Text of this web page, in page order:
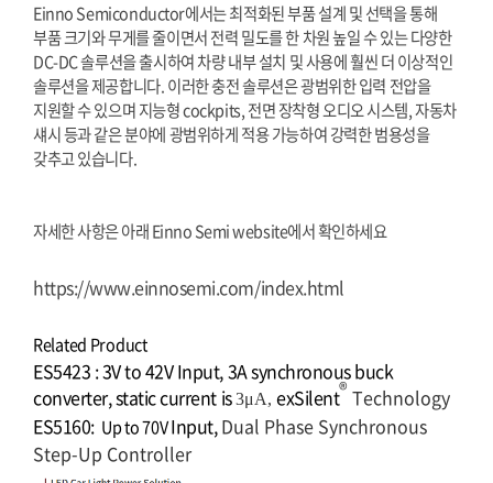
Einno Semiconductor에서는 최적화된 부품 설계 및 선택을 통해
부품 크기와 무게를 줄이면서 전력 밀도를 한 차원 높일 수 있는 다양한
DC-DC 솔루션을 출시하여 차량 내부 설치 및 사용에 훨씬 더 이상적인
솔루션을 제공합니다. 이러한 충전 솔루션은 광범위한 입력 전압을
지원할 수 있으며 지능형 cockpits, 전면 장착형 오디오 시스템, 자동차
섀시 등과 같은 분야에 광범위하게 적용 가능하여 강력한 범용성을
갖추고 있습니다.
자세한 사항은 아래 Einno Semi website에서 확인하세요
https://www.einnosemi.com/index.html
Related Product
ES5423 : 3V to 42V Input, 3A synchronous buck
converter, static current is3μA,exSilent®Technology
ES5160: Up to 70VInput,Dual Phase Synchronous
Step-Up Controller